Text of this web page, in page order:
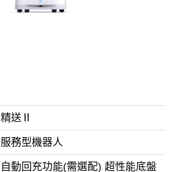
精送Ⅱ
服務型機器人
自動回充功能(需選配) 超性能底盤